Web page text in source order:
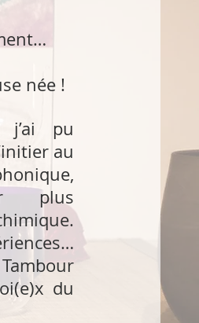
née !
j’ai pu
au
plus
du